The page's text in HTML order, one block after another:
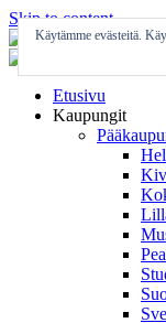
Skip to content
Etusivu
Kaupungit
Käytämme evästeitä.